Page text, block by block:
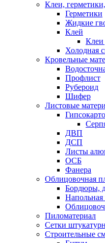
Клеи,
Герметики
Жидкие
Клей
Клеи
Холодная
Кровельные
Профлист
Рубероид
Шифер
Листовые
ДВП
ДСП
Листы
ОСБ
Фанера
Облицовочная
Бордюры,
Напольная
Пиломатериал
Сетки
Строительные